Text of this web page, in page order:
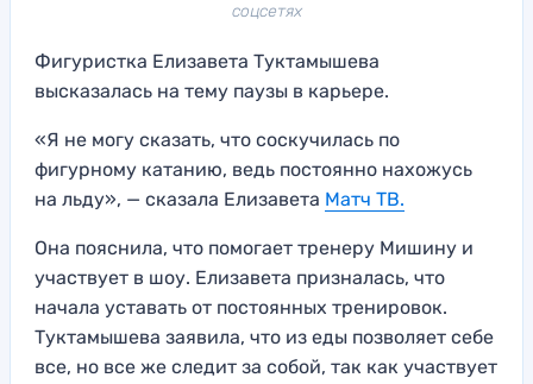
соцсетях
Фигуристка Елизавета Туктамышева
высказалась на тему паузы в карьере.
«Я не могу сказать, что соскучилась по
фигурному катанию, ведь постоянно нахожусь
на льду», — сказала Елизавета Матч ТВ.
Она пояснила, что помогает тренеру Мишину и
участвует в шоу. Елизавета призналась, что
начала уставать от постоянных тренировок.
Туктамышева заявила, что из еды позволяет себе
все, но все же следит за собой, так как участвует